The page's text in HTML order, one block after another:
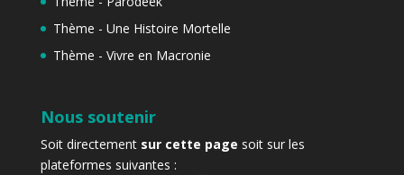
Thème - Une Histoire Mortelle
Thème - Vivre en Macronie
Nous soutenir
Soit directement sur cette page soit sur les
plateformes suivantes :